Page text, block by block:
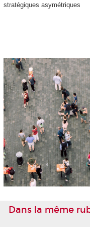
stratégiques asymétriques
Dans la même